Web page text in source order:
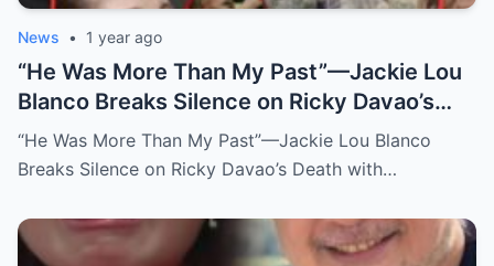
News • 1 year ago
“He Was More Than My Past”—Jackie Lou
Blanco Breaks Silence on Ricky Davao’s
Death with Heartfelt Farewell
“He Was More Than My Past”—Jackie Lou Blanco
Breaks Silence on Ricky Davao’s Death with…